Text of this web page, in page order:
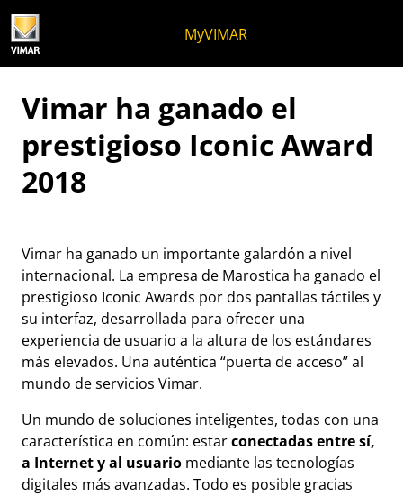
MyVIMAR
Vimar ha ganado el
prestigioso Iconic Award
2018
Vimar ha ganado un importante galardón a nivel
internacional. La empresa de Marostica ha ganado el
prestigioso Iconic Awards por dos pantallas táctiles y
su interfaz, desarrollada para ofrecer una
experiencia de usuario a la altura de los estándares
más elevados. Una auténtica “puerta de acceso” al
mundo de servicios Vimar.
Un mundo de soluciones inteligentes, todas con una
característica en común: estarconectadas entre sí,
a Internet y al usuario mediante las tecnologías
digitales más avanzadas. Todo es posible gracias